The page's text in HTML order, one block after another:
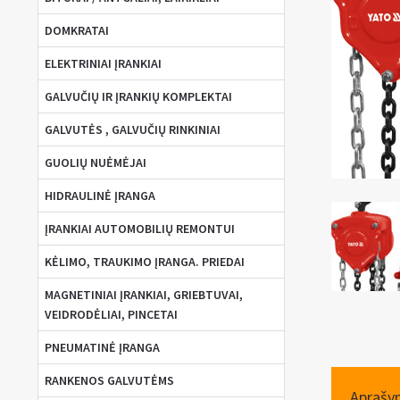
DOMKRATAI
ELEKTRINIAI ĮRANKIAI
GALVUČIŲ IR ĮRANKIŲ KOMPLEKTAI
GALVUTĖS , GALVUČIŲ RINKINIAI
GUOLIŲ NUĖMĖJAI
HIDRAULINĖ ĮRANGA
ĮRANKIAI AUTOMOBILIŲ REMONTUI
KĖLIMO, TRAUKIMO ĮRANGA. PRIEDAI
MAGNETINIAI ĮRANKIAI, GRIEBTUVAI,
VEIDRODĖLIAI, PINCETAI
PNEUMATINĖ ĮRANGA
RANKENOS GALVUTĖMS